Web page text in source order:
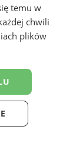
Irena
temu w
chwili
plików